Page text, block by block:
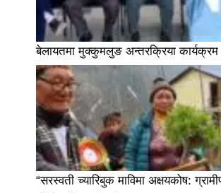
बेलायतमा मुक्कुमलुङ अन्तरक्रिया कार्यक्रम
“सरस्वती च्यारिबुक माविमा अक्षयकोष: